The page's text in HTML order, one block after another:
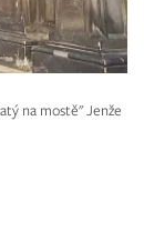
na mostě" Jenže